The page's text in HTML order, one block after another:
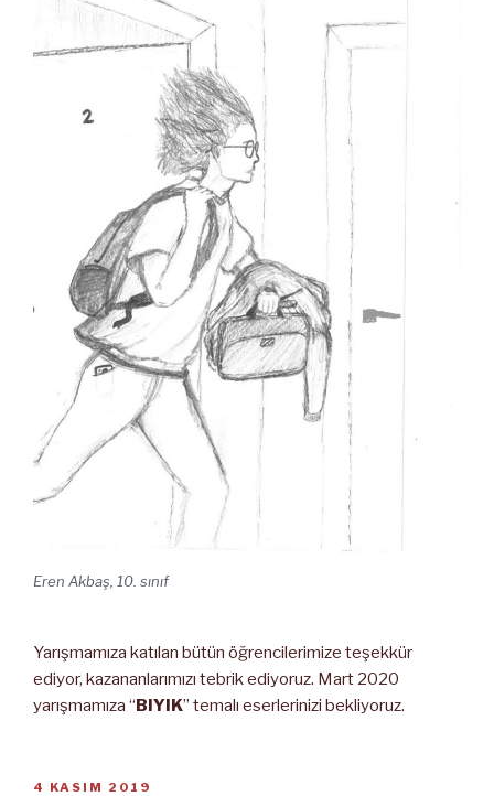
Eren Akbaş, 10. sınıf
Yarışmamıza katılan bütün öğrencilerimize teşekkür
ediyor, kazananlarımızı tebrik ediyoruz. Mart 2020
yarışmamıza “BIYIK” temalı eserlerinizi bekliyoruz.
YAYIM
4 KASIM 2019